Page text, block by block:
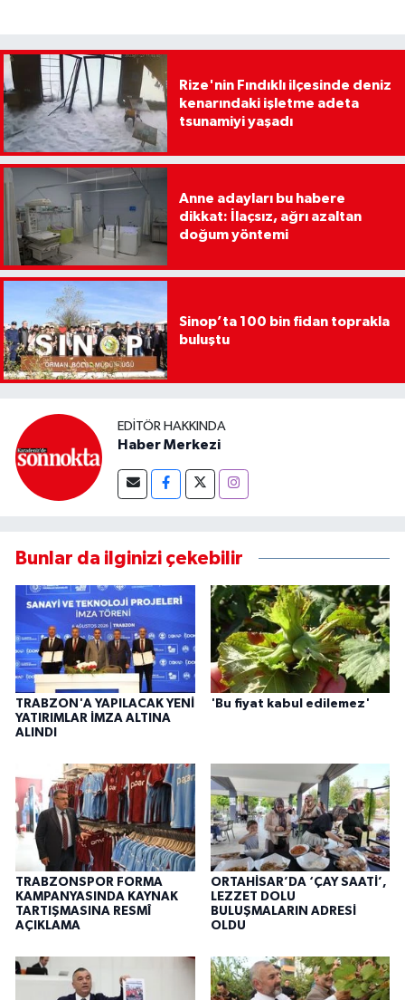
Rize'nin Fındıklı ilçesinde deniz
kenarındaki işletme adeta
tsunamiyi yaşadı
Anne adayları bu habere
dikkat: İlaçsız, ağrı azaltan
doğum yöntemi
Sinop’ta 100 bin fidan toprakla
buluştu
EDITÖR HAKKINDA
Haber Merkezi
Bunlar da ilginizi çekebilir
TRABZON'A YAPILACAK YENİ
YATIRIMLAR İMZA ALTINA
ALINDI
'Bu fiyat kabul edilemez'
TRABZONSPOR FORMA
KAMPANYASINDA KAYNAK
TARTIŞMASINA RESMÎ
AÇIKLAMA
ORTAHİSAR’DA ‘ÇAY SAATİ’,
LEZZET DOLU
BULUŞMALARIN ADRESİ
OLDU